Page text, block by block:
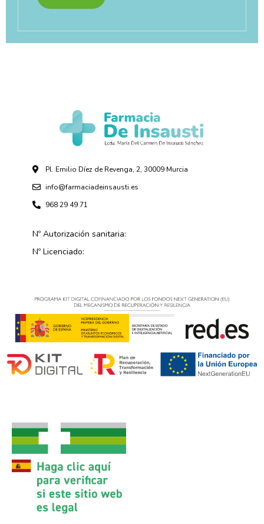
Pl. Emilio Díez de Revenga, 2, 30009 Murcia
info@farmaciadeinsausti.es
968 29 49 71
Nº Autorización sanitaria:
Nº Licenciado: